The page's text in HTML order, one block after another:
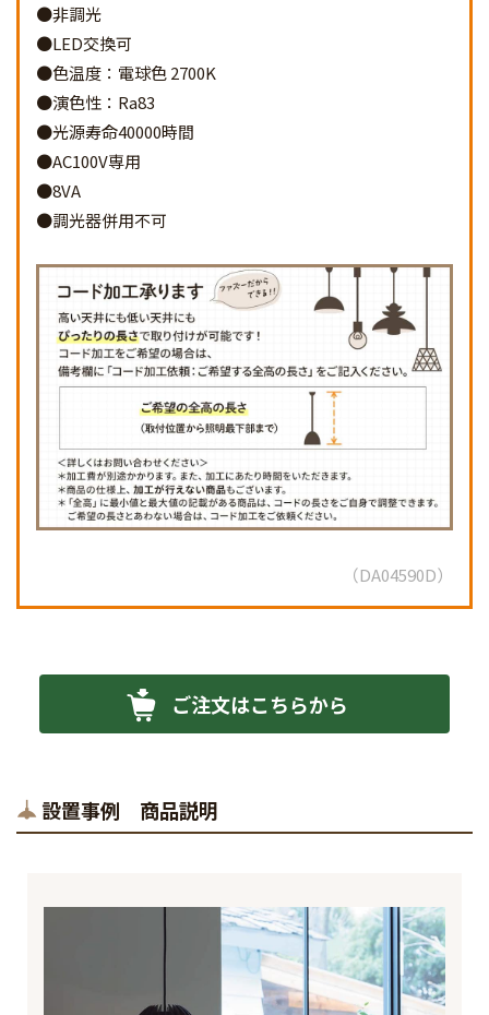
●非調光
●LED交換可
●色温度：電球色 2700K
●演色性：Ra83
●光源寿命40000時間
●AC100V専用
●8VA
●調光器併用不可
DA04590D
ご注文はこちらから
設置事例 商品説明